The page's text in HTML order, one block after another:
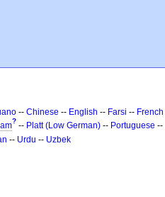
-- Chinese -- English -- Farsi -- French
? -- Platt (Low German) -- Portuguese --
-- Urdu -- Uzbek